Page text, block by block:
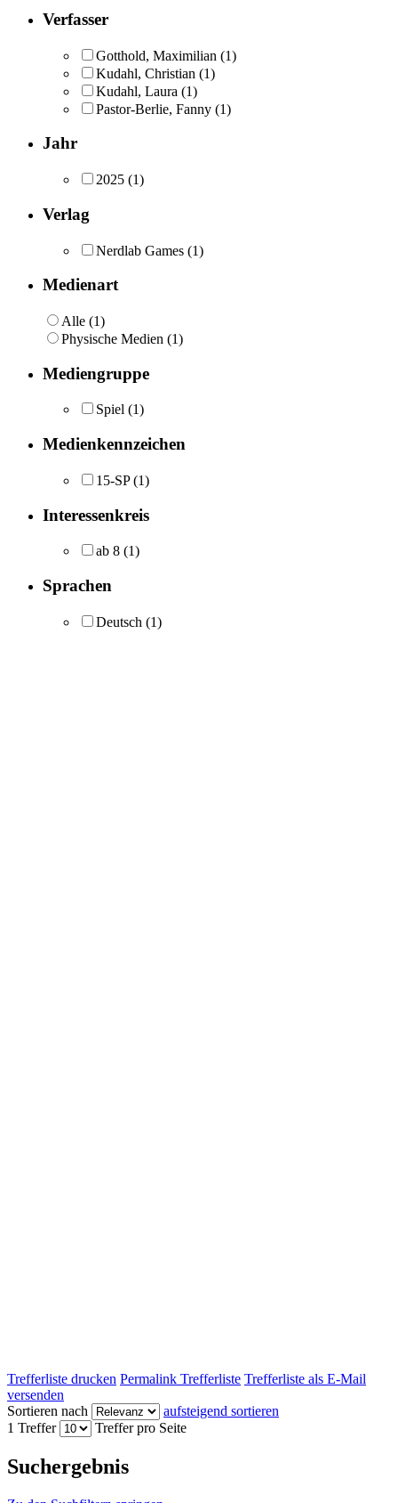
Verfasser
Gotthold, Maximilian (1)
Kudahl, Christian (1)
Kudahl, Laura (1)
Pastor-Berlie, Fanny (1)
Jahr
2025 (1)
Verlag
Nerdlab Games (1)
Medienart
Alle (1)
Physische Medien (1)
Mediengruppe
Spiel (1)
Medienkennzeichen
15-SP (1)
Interessenkreis
ab 8 (1)
Sprachen
Deutsch (1)
Trefferliste drucken Permalink Trefferliste Trefferliste als E-Mail
versenden
Sortieren nach
aufsteigend sortieren
1 Treffer
Treffer pro Seite
Suchergebnis